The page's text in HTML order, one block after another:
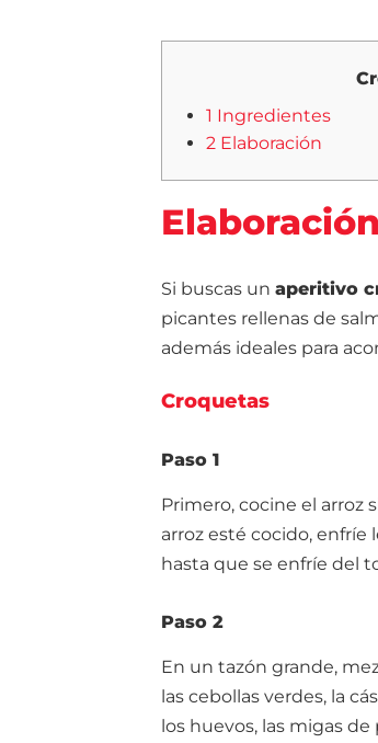
1 Ingredientes
2 Elaboración
Elaboración
Si buscas un aperitivo
picantes rellenas de
además ideales para
Croquetas
Paso 1
Primero, cocine el arroz
arroz esté cocido,
hasta que se enfríe del
Paso 2
En un tazón grande,
las cebollas verdes, la
los huevos, las migas